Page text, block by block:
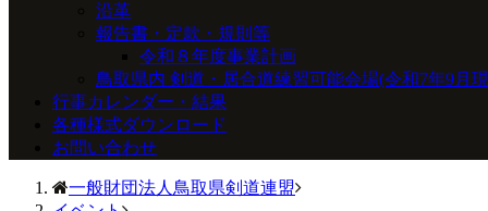
沿革
報告書・定款・規則等
令和８年度事業計画
鳥取県内 剣道・居合道練習可能会場(令和7年9月
行事カレンダー・結果
各種様式ダウンロード
お問い合わせ
一般財団法人鳥取県剣道連盟